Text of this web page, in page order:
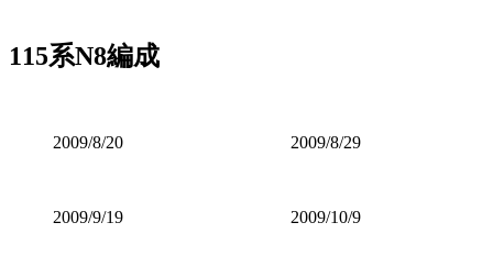
115系N8編成
2009/8/20 2009/8/29
2009/9/19 2009/10/9